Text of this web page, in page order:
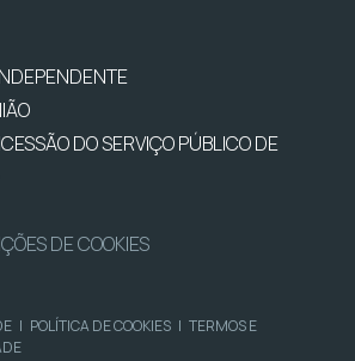
DO SERVIÇO PÚBLICO DE
DE COOKIES
| POLÍTICA DE COOKIES | TERMOS E